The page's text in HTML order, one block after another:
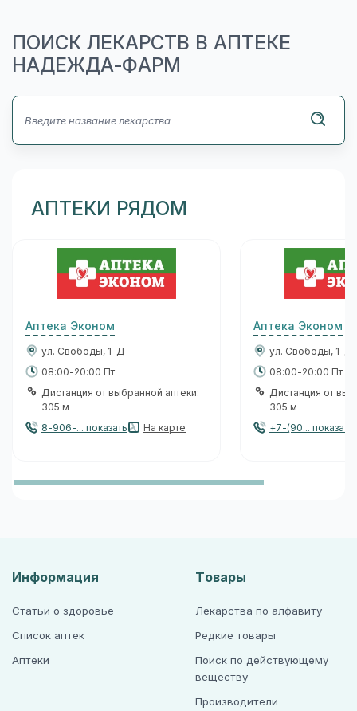
ПОИСК ЛЕКАРСТВ В АПТЕКЕ
НАДЕЖДА-ФАРМ
АПТЕКИ РЯДОМ
Аптека Эконом
ул. Свободы, 1-Д
08:00-20:00 Пт
Дистанция от выбранной аптеки:
305 м
8-906-... показать
На карте
Аптека Эконом
ул. Свободы, 1-Д
08:00-20:00 Пт
Дистанция от
305 м
+7-(90... показать
Информация
Статьи о здоровье
Список аптек
Аптеки
Товары
Лекарства по алфавиту
Редкие товары
Поиск по действующему
веществу
Производители